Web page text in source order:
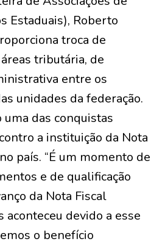
Estaduais), Roberto
troca de
tributária, de
entre os
unidades da federação.
uma das conquistas
a instituição da Nota
país. “É um momento de
e de qualificação
da Nota Fiscal
aconteceu devido a esse
o benefício